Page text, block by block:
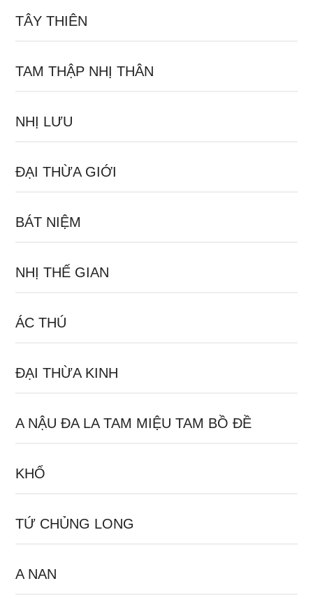
TÂY THIÊN
TAM THẬP NHỊ THÂN
NHỊ LƯU
ĐẠI THỪA GIỚI
BÁT NIỆM
NHỊ THẾ GIAN
ÁC THÚ
ĐẠI THỪA KINH
A NẬU ĐA LA TAM MIỆU TAM BỒ ĐỀ
KHỔ
TỨ CHỦNG LONG
A NAN